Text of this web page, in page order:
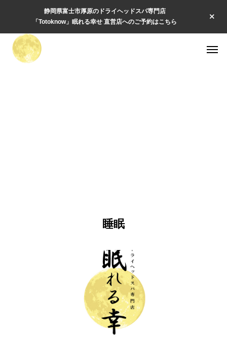
静岡県富士市厚原のドライヘッドスパ専門店
「Totoknow」眠れる幸せ 直営店へのご予約はこちら
睡眠